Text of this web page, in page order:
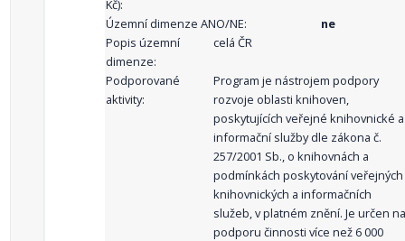
Kč):
Územní dimenze ANO/NE:
ne
Popis územní
dimenze:
celá ČR
Podporované
aktivity:
Program je nástrojem podpory
rozvoje oblasti knihoven,
poskytujících veřejné knihovnické a
informační služby dle zákona č.
257/2001 Sb., o knihovnách a
podmínkách poskytování veřejných
knihovnických a informačních
služeb, v platném znění. Je určen na
podporu činnosti více než 6 000